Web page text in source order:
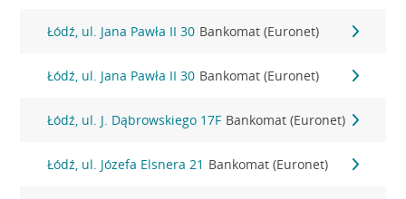
Łódź, ul. Jana Pawła II 30 Bankomat (Euronet)
Łódź, ul. Jana Pawła II 30 Bankomat (Euronet)
Łódź, ul. J. Dąbrowskiego 17F Bankomat (Euronet)
Łódź, ul. Józefa Elsnera 21 Bankomat (Euronet)